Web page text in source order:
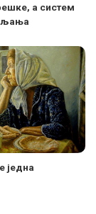
а систем
једна